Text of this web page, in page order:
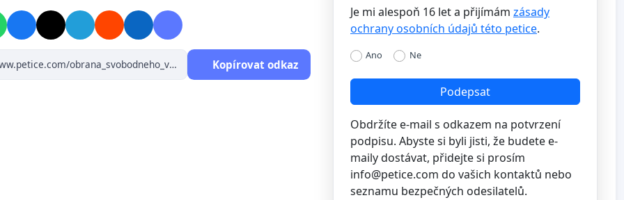
Kopírovat odkaz
Je mi alespoň 16 let a přijímám zásady
ochrany osobních údajů této petice.
Ano Ne
Podepsat
Obdržíte e-mail s odkazem na potvrzení
podpisu. Abyste si byli jisti, že budete e-
maily dostávat, přidejte si prosím
info@petice.com do vašich kontaktů nebo
seznamu bezpečných odesilatelů.